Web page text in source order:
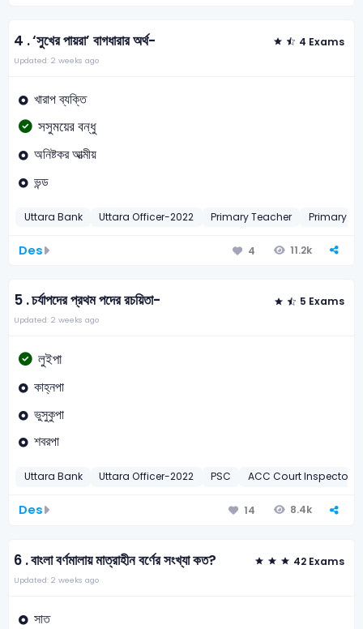
4 .‘সুখের পায়রা’ বাগধারার অর্থ- 4 Exams
Updated: 2 weeks ago
খারাপ ব্যক্তি
সসুময়ের বন্ধু
অনিষ্টকর আত্মীয়
ভন্ড
Uttara Bank Uttara Officer-2022 Primary Teacher Primary
Des 4 11.2k
5 .চর্যাপদের প্রথম পদের রচয়িতা- 5 Exams
Updated: 2 weeks ago
লুইপা
কাহ্নপা
ভুসুকুপা
শবরপা
Uttara Bank Uttara Officer-2022 PSC ACC Court Inspector-
Des 14 8.4k
6 .বাংলা বর্ণমালায় মাত্রাহীন বর্ণের সংখ্যা কত? 42 Exams
Updated: 2 weeks ago
সাত